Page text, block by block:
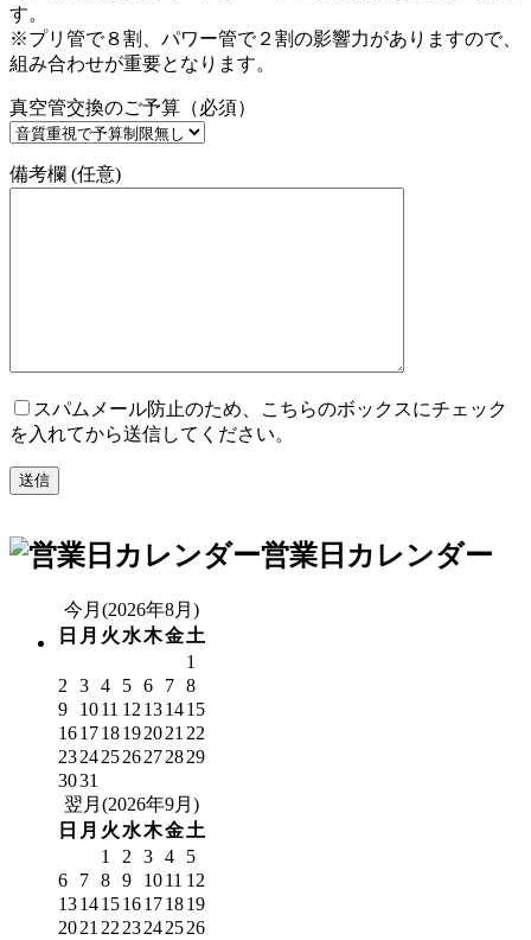
す。
※プリ管で８割、パワー管で２割の影響力がありますので、
組み合わせが重要となります。
真空管交換のご予算（必須）
備考欄 (任意)
スパムメール防止のため、こちらのボックスにチェック
を入れてから送信してください。
営業日カレンダー
今月(2026年8月)
日 月 火 水木金土
1
2
3 4 5 6 7 8
9
1011 12 131415
161718192021 22
23242526272829
3031
翌月(2026年9月)
日 月 火 水木金土
1
2 3 4
5
6
7 8 9 1011 12
13141516171819
2021 22 23242526